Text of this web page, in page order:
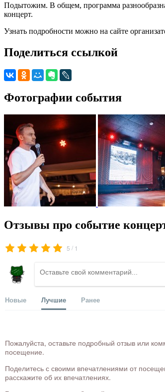
Подытожим. В общем, программа
концерт.
Узнать подробности можно на сайте
Поделиться ссылкой
Фотографии события
Отзывы про событие
5 / 1
Новые Лучшие Ранее
Пожалуйста, оставьте подробный отзыв или
посещение.
Поделитесь с своими впечатлениями от
расскажите об их впечатлениях.